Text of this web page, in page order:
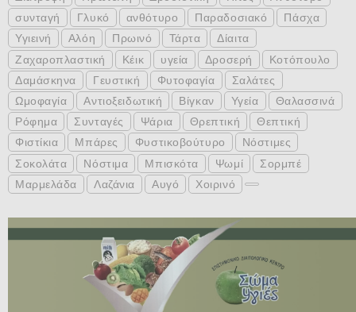
συνταγή
Γλυκό ανθότυρο Παραδοσιακό
Πάσχα
Υγιεινή
Αλόη Πρωινό Τάρτα
Δίαιτα
Ζαχαροπλαστική
Κέικ υγεία Δροσερή
Κοτόπουλο
Δαμάσκηνα
Γευστική Φυτοφαγία
Σαλάτες
Ωμοφαγία
Αντιοξειδωτική Βίγκαν Υγεία
Θαλασσινά
Ρόφημα
Συνταγές Ψάρια Θρεπτική
Θεπτική
Φιστίκια
Μπάρες Φυστικοβούτυρο
Νόστιμες
Σοκολάτα
Νόστιμα Μπισκότα Ψωμί
Σορμπέ
Μαρμελάδα
Λαζάνια Αυγό Χοιρινό